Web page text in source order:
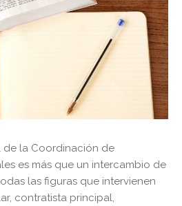
la Coordinación de
es más que un intercambio de
las figuras que intervienen
contratista principal,